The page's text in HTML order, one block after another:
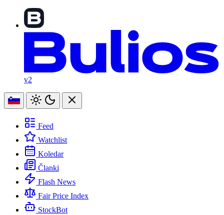
v2
Feed
Watchlist
Koledar
Članki
Flash News
Fair Price Index
StockBot